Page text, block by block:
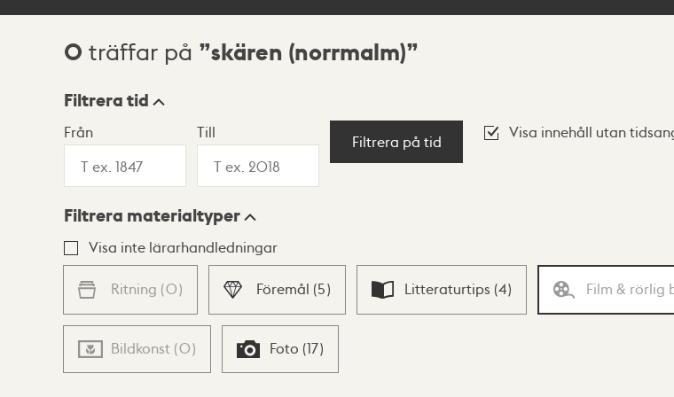
Sökresultat
0 träffar på skären (norrmalm)
Visningsläge
Lista Karta
Filtrera tid
Från Till
Filtrera på tid
Visa innehåll utan
Filtrera materialtyper
Visa inte lärarhandledningar
Ritning (0) Föremål (5) Litteraturtips (4) Film & rörlig
Bildkonst (0) Foto (17)